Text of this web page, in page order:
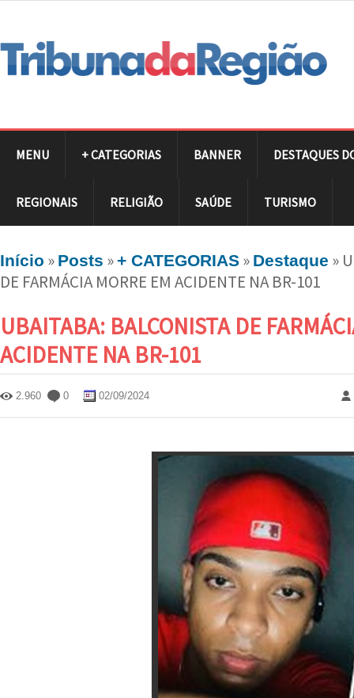
MENU + CATEGORIAS BANNER DESTAQUES
REGIONAIS RELIGIÃO SAÚDE TURISMO
Início » Posts »+ CATEGORIAS » Destaque »
DE FARMÁCIA MORRE EM ACIDENTE NA BR-101
UBAITABA: BALCONISTA DE
ACIDENTE NA BR-101
2.960 0 02/09/2024